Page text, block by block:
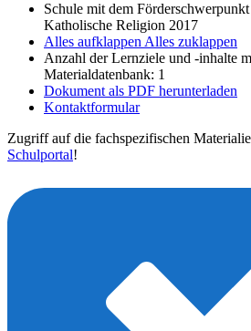
Schule mit dem
Katholische Religion 2017
Alles aufklappen Alles zuklappen
Anzahl der Lernziele und -inhalte
Materialdatenbank: 1
Dokument als PDF herunterladen
Kontaktformular
Zugriff auf die fachspezifischen
Schulportal!